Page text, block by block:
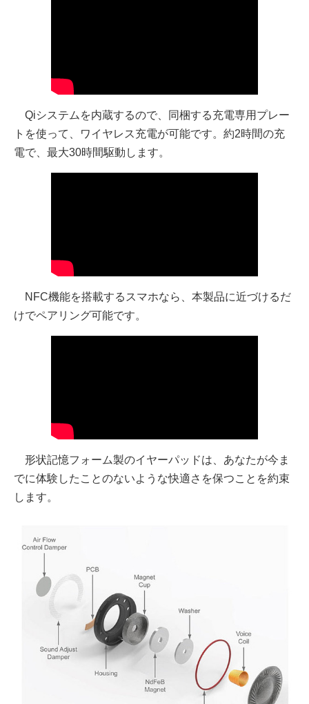
Qiシステムを内蔵するので、同梱する充電専用プレー
トを使って、ワイヤレス充電が可能です。約2時間の充
電で、最大30時間駆動します。
NFC機能を搭載するスマホなら、本製品に近づけるだ
けでペアリング可能です。
形状記憶フォーム製のイヤーパッドは、あなたが今ま
でに体験したことのないような快適さを保つことを約束
します。